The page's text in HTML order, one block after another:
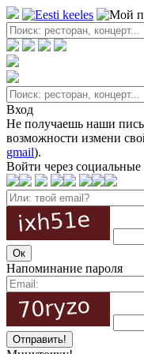
Вход
Не получаешь наши
возможности измени
gmail).
Войти через социальные
Напоминание пароля